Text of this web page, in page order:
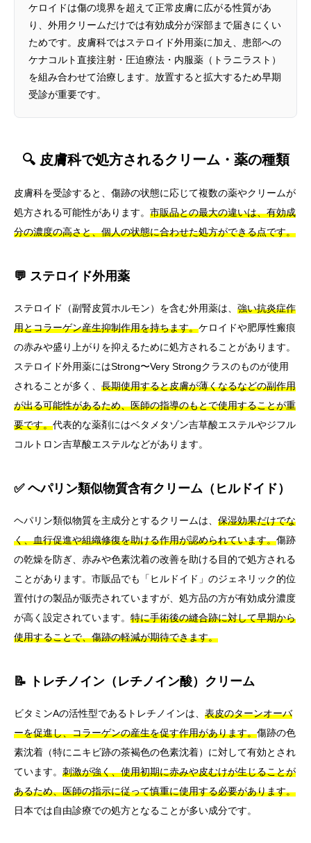
ケロイドは傷の境界を超えて正常皮膚に広がる性質があ
り、外用クリームだけでは有効成分が深部まで届きにくい
ためです。皮膚科ではステロイド外用薬に加え、患部への
ケナコルト直接注射・圧迫療法・内服薬（トラニラスト）
を組み合わせて治療します。放置すると拡大するため早期
受診が重要です。
🔍 皮膚科で処方されるクリーム・薬の種類
皮膚科を受診すると、傷跡の状態に応じて複数の薬やクリームが
処方される可能性があります。 市販品との最大の違いは、有効成
分の濃度の高さと、個人の状態に合わせた処方ができる点です。
💬 ステロイド外用薬
ステロイド（副腎皮質ホルモン）を含む外用薬は、 強い抗炎症作
用とコラーゲン産生抑制作用を持ちます。ケロイドや肥厚性瘢痕
の赤みや盛り上がりを抑えるために処方されることがあります。
ステロイド外用薬にはStrong〜Very Strongクラスのものが使用
されることが多く、 長期使用すると皮膚が薄くなるなどの副作用
が出る可能性があるため、医師の指導のもとで使用することが重
要です。代表的な薬剤にはベタメタゾン吉草酸エステルやジフル
コルトロン吉草酸エステルなどがあります。
✅ ヘパリン類似物質含有クリーム（ヒルドイド）
ヘパリン類似物質を主成分とするクリームは、 保湿効果だけでな
く、血行促進や組織修復を助ける作用が認められています。傷跡
の乾燥を防ぎ、赤みや色素沈着の改善を助ける目的で処方される
ことがあります。市販品でも「ヒルドイド」のジェネリック的位
置付けの製品が販売されていますが、処方品の方が有効成分濃度
が高く設定されています。 特に手術後の縫合跡に対して早期から
使用することで、傷跡の軽減が期待できます。
📝 トレチノイン（レチノイン酸）クリーム
ビタミンAの活性型であるトレチノインは、 表皮のターンオーバ
ーを促進し、コラーゲンの産生を促す作用があります。傷跡の色
素沈着（特にニキビ跡の茶褐色の色素沈着）に対して有効とされ
ています。 刺激が強く、使用初期に赤みや皮むけが生じることが
あるため、医師の指示に従って慎重に使用する必要があります。
日本では自由診療での処方となることが多い成分です。